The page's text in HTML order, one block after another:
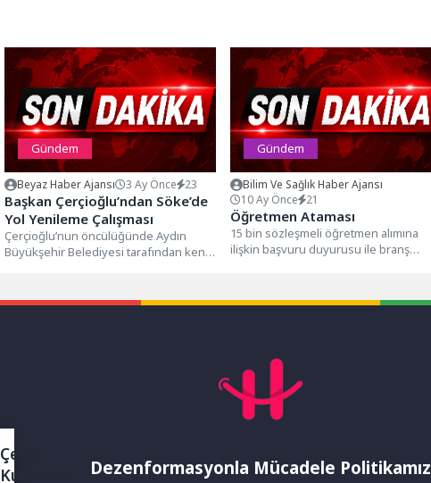
Gündem
Beyaz Haber Ajansı 3 Ay Önce 23
Başkan Çerçioğlu’ndan Söke’de
Yol Yenileme Çalışması
Çerçioğlu’nun öncülüğünde Aydın
Büyükşehir Belediyesi tarafından kent
gün...
Gündem
Bilim Ve Sağlık Haber Ajansı
10 Ay Önce 21
Öğretmen Ataması
15 bin sözleşmeli öğretmen alımına
ilişkin başvuru duyurusu ile branş
Dezenformasyonla Mücadele Politikamız
Çerez
Kullanımı